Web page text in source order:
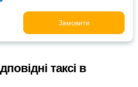
Замовити
таксі в